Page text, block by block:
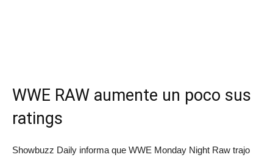
WWE RAW aumente un poco sus
ratings
Showbuzz Daily informa que WWE Monday Night Raw trajo